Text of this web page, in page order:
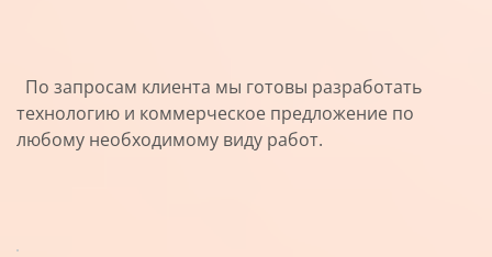
По запросам клиента мы готовы разработать
технологию и коммерческое предложение по
любому необходимому виду работ.